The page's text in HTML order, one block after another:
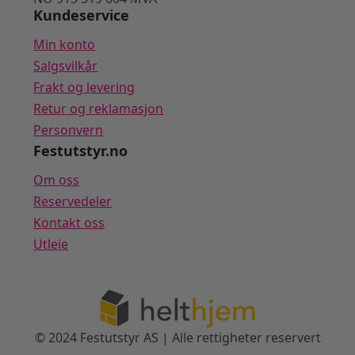
Kundeservice
Min konto
Salgsvilkår
Frakt og levering
Retur og reklamasjon
Personvern
Festutstyr.no
Om oss
Reservedeler
Kontakt oss
Utleie
© 2024 Festutstyr AS | Alle rettigheter reservert